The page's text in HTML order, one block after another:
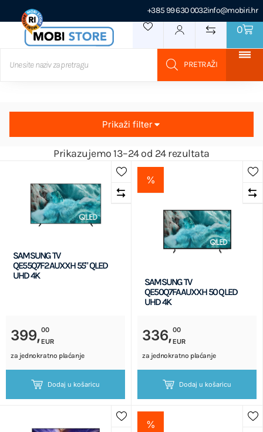
+385 99 630 0032info@mobiri.hr
0
Prikaži filter
Prikazujemo 13–24 od 24 rezultata
SAMSUNG TV
QE55Q7F2AUXXH 55" QLED
UHD 4K
399,00
EUR
za jednokratno plaćanje
Dodaj u košaricu
%
SAMSUNG TV
QE50Q7FAAUXXH 50 QLED
UHD 4K
336,00
EUR
za jednokratno plaćanje
Dodaj u košaricu
%